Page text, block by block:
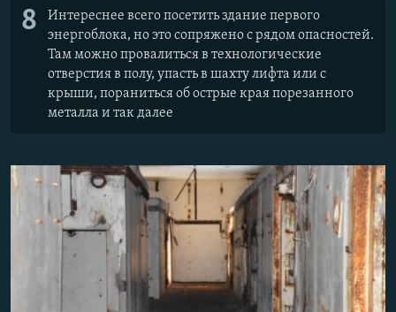
8
Интереснее всего посетить здание первого
энергоблока, но это сопряжено с рядом опасностей.
Там можно провалиться в технологические
отверстия в полу, упасть в шахту лифта или с
крыши, пораниться об острые края порезанного
металла и так далее